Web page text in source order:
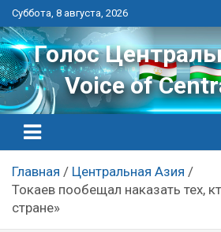
Перейти
к
контенту
Суббота, 8 августа, 2026
Голос
Voice of
Главная
Центральная Азия
Токаев пообещал наказать тех,
стране»